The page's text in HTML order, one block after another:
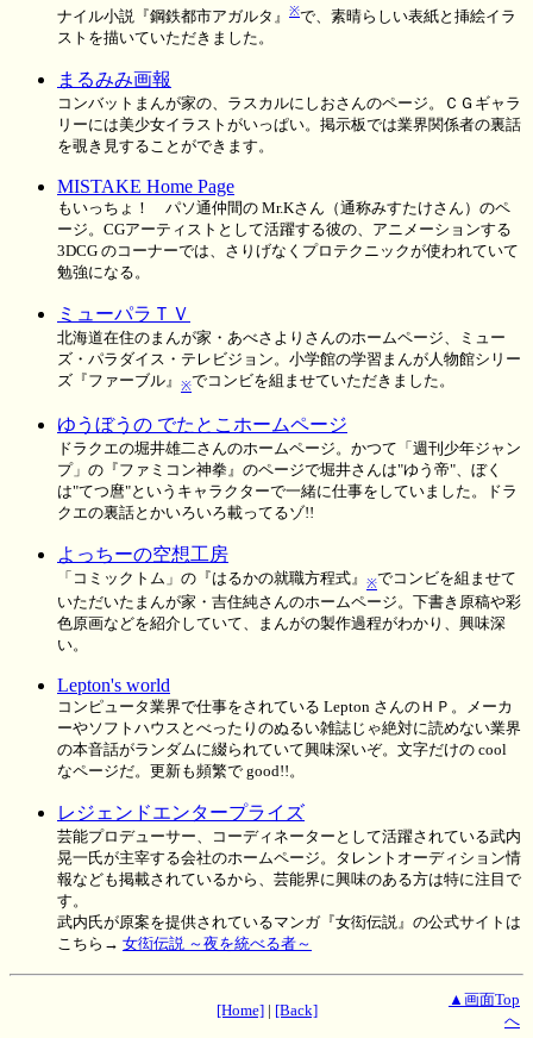
ナイル小説『鋼鉄都市アガルタ』
※で、素晴らしい表紙と挿絵イラ
ストを描いていただきました。
まるみみ画報
コンバットまんが家の、ラスカルにしおさんのページ。ＣＧギャラ
リーには美少女イラストがいっぱい。掲示板では業界関係者の裏話
を覗き見することができます。
MISTAKE Home Page
もいっちょ！ パソ通仲間の Mr.Kさん（通称みすたけさん）のペ
ージ。CGアーティストとして活躍する彼の、アニメーションする
3DCG のコーナーでは、さりげなくプロテクニックが使われていて
勉強になる。
ミューパラＴＶ
北海道在住のまんが家・あべさよりさんのホームページ、ミュー
ズ・パラダイス・テレビジョン。小学館の学習まんが人物館シリー
ズ『ファーブル』
※でコンビを組ませていただきました。
ゆうぼうの でたとこホームページ
ドラクエの堀井雄二さんのホームページ。かつて「週刊少年ジャン
プ」の『ファミコン神拳』のページで堀井さんは"ゆう帝"、ぼく
は"てつ麿"というキャラクターで一緒に仕事をしていました。ドラ
クエの裏話とかいろいろ載ってるゾ!!
よっちーの空想工房
「コミックトム」の『はるかの就職方程式』 ※でコンビを組ませて
いただいたまんが家・吉住純さんのホームページ。下書き原稿や彩
色原画などを紹介していて、まんがの製作過程がわかり、興味深
い。
Lepton's world
コンピュータ業界で仕事をされている Lepton さんのＨＰ。メーカ
ーやソフトハウスとべったりのぬるい雑誌じゃ絶対に読めない業界
の本音話がランダムに綴られていて興味深いぞ。文字だけの cool
なページだ。更新も頻繁で good!!。
レジェンドエンタープライズ
芸能プロデューサー、コーディネーターとして活躍されている武内
晃一氏が主宰する会社のホームページ。タレントオーディション情
報なども掲載されているから、芸能界に興味のある方は特に注目で
す。
武内氏が原案を提供されているマンガ『女衒伝説』の公式サイトは
こちら→ 女衒伝説 ～夜を統べる者～
[Home]| [Back]
▲画面Top
へ